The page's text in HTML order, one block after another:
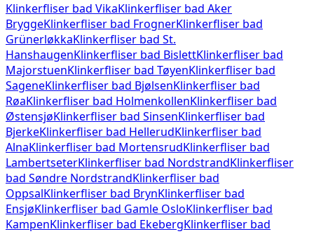
Klinkerfliser bad VikaKlinkerfliser bad Aker
BryggeKlinkerfliser bad FrognerKlinkerfliser bad
GrünerløkkaKlinkerfliser bad St.
HanshaugenKlinkerfliser bad BislettKlinkerfliser bad
MajorstuenKlinkerfliser bad TøyenKlinkerfliser bad
SageneKlinkerfliser bad BjølsenKlinkerfliser bad
RøaKlinkerfliser bad HolmenkollenKlinkerfliser bad
ØstensjøKlinkerfliser bad SinsenKlinkerfliser bad
BjerkeKlinkerfliser bad HellerudKlinkerfliser bad
AlnaKlinkerfliser bad MortensrudKlinkerfliser bad
LambertseterKlinkerfliser bad NordstrandKlinkerfliser
bad Søndre NordstrandKlinkerfliser bad
OppsalKlinkerfliser bad BrynKlinkerfliser bad
EnsjøKlinkerfliser bad Gamle OsloKlinkerfliser bad
KampenKlinkerfliser bad EkebergKlinkerfliser bad